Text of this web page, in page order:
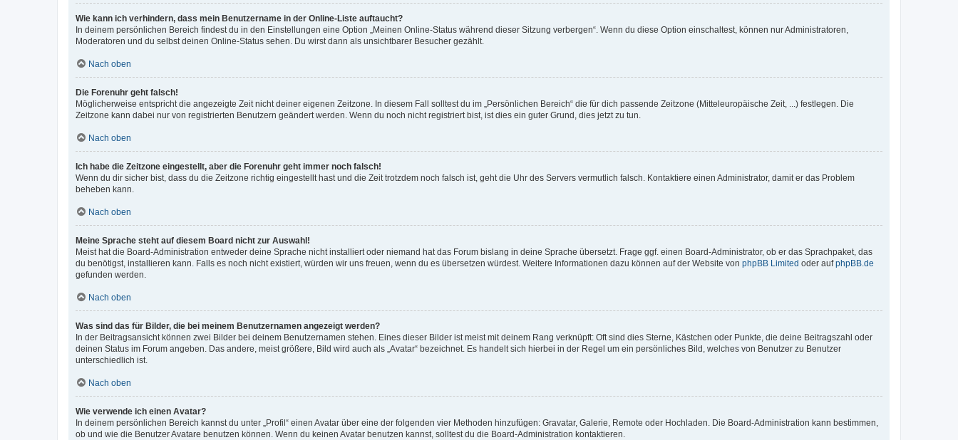
Wie kann ich verhindern, dass mein Benutzername in der Online-Liste auftaucht?
In deinem persönlichen Bereich findest du in den Einstellungen eine Option „Meinen Online-Status während dieser Sitzung verbergen“. Wenn du diese Option einschaltest, können nur Administratoren,
Moderatoren und du selbst deinen Online-Status sehen. Du wirst dann als unsichtbarer Besucher gezählt.
Nach oben
Die Forenuhr geht falsch!
Möglicherweise entspricht die angezeigte Zeit nicht deiner eigenen Zeitzone. In diesem Fall solltest du im „Persönlichen Bereich“ die für dich passende Zeitzone (Mitteleuropäische Zeit, ...) festlegen. Die
Zeitzone kann dabei nur von registrierten Benutzern geändert werden. Wenn du noch nicht registriert bist, ist dies ein guter Grund, dies jetzt zu tun.
Nach oben
Ich habe die Zeitzone eingestellt, aber die Forenuhr geht immer noch falsch!
Wenn du dir sicher bist, dass du die Zeitzone richtig eingestellt hast und die Zeit trotzdem noch falsch ist, geht die Uhr des Servers vermutlich falsch. Kontaktiere einen Administrator, damit er das Problem
beheben kann.
Nach oben
Meine Sprache steht auf diesem Board nicht zur Auswahl!
Meist hat die Board-Administration entweder deine Sprache nicht installiert oder niemand hat das Forum bislang in deine Sprache übersetzt. Frage ggf. einen Board-Administrator, ob er das Sprachpaket, das
du benötigst, installieren kann. Falls es noch nicht existiert, würden wir uns freuen, wenn du es übersetzen würdest. Weitere Informationen dazu können auf der Website von phpBB Limited oder aufphpBB.de
gefunden werden.
Nach oben
Was sind das für Bilder, die bei meinem Benutzernamen angezeigt werden?
In der Beitragsansicht können zwei Bilder bei deinem Benutzernamen stehen. Eines dieser Bilder ist meist mit deinem Rang verknüpft: Oft sind dies Sterne, Kästchen oder Punkte, die deine Beitragszahl oder
deinen Status im Forum angeben. Das andere, meist größere, Bild wird auch als „Avatar“ bezeichnet. Es handelt sich hierbei in der Regel um ein persönliches Bild, welches von Benutzer zu Benutzer
unterschiedlich ist.
Nach oben
Wie verwende ich einen Avatar?
In deinem persönlichen Bereich kannst du unter „Profil“ einen Avatar über eine der folgenden vier Methoden hinzufügen: Gravatar, Galerie, Remote oder Hochladen. Die Board-Administration kann bestimmen,
ob und wie die Benutzer Avatare benutzen können. Wenn du keinen Avatar benutzen kannst, solltest du die Board-Administration kontaktieren.